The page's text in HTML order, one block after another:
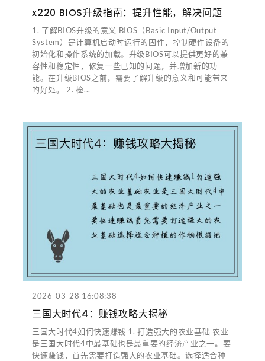
x220 BIOS升级指南：提升性能，解决问题
1. 了解BIOS升级的意义 BIOS（Basic Input/Output
System）是计算机启动时运行的固件，控制硬件设备的
初始化和操作系统的加载。升级BIOS可以提供更好的兼
容性和稳定性，修复一些已知的问题，并增加新的功
能。在升级BIOS之前，需要了解升级的意义和可能带来
的好处。 2. 检...
2026-03-28 16:08:38
三国大时代4：赚钱攻略大揭秘
三国大时代4如何快速赚钱 1. 打造强大的农业基础 农业
是三国大时代4中最基础也是最重要的经济产业之一。要
快速赚钱，首先需要打造强大的农业基础。选择适合种